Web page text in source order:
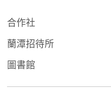
合作社
蘭潭招待所
圖書館